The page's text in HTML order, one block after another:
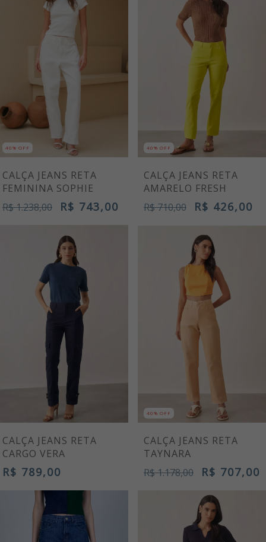
40% OFF
CALÇA JEANS RETA
FEMININA SOPHIE
R$ 1.238,00
R$ 743,00
40% OFF
CALÇA JEANS RETA
AMARELO FRESH
R$ 710,00
R$ 426,00
CALÇA JEANS RETA
CARGO VERA
R$ 789,00
40% OFF
CALÇA JEANS RETA
TAYNARA
R$ 1.178,00
R$ 707,00